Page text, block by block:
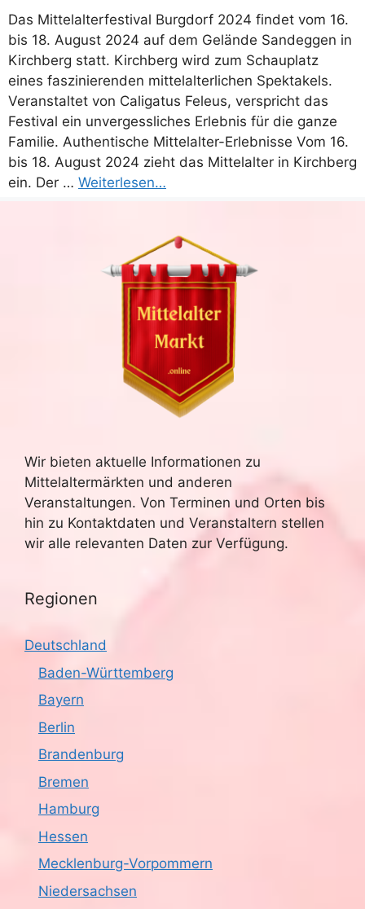
Das Mittelalterfestival Burgdorf 2024 findet vom 16.
bis 18. August 2024 auf dem Gelände Sandeggen in
Kirchberg statt. Kirchberg wird zum Schauplatz
eines faszinierenden mittelalterlichen Spektakels.
Veranstaltet von Caligatus Feleus, verspricht das
Festival ein unvergessliches Erlebnis für die ganze
Familie. Authentische Mittelalter-Erlebnisse Vom 16.
bis 18. August 2024 zieht das Mittelalter in Kirchberg
ein. Der … Weiterlesen…
Wir bieten aktuelle Informationen zu
Mittelaltermärkten und anderen
Veranstaltungen. Von Terminen und Orten bis
hin zu Kontaktdaten und Veranstaltern stellen
wir alle relevanten Daten zur Verfügung.
Regionen
Deutschland
Baden-Württemberg
Bayern
Berlin
Brandenburg
Bremen
Hamburg
Hessen
Mecklenburg-Vorpommern
Niedersachsen